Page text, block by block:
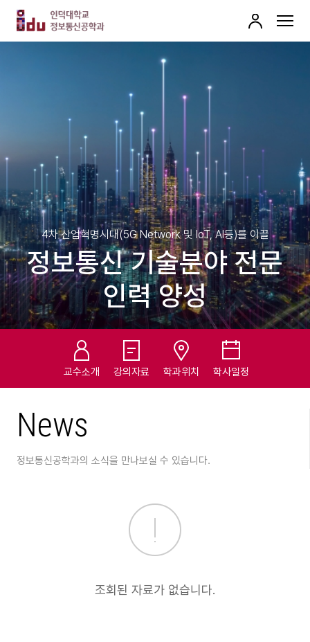
로
그
MENU
4차 산업혁명시대(5G Network 및 IoT, AI등)를 이끌
정보통신 기술분야 전문
인력 양성
교수소개 강의자료 학과위치 학사일정
News
정보통신공학과의 소식을 만나보실 수 있습니다.
조회된 자료가 없습니다.